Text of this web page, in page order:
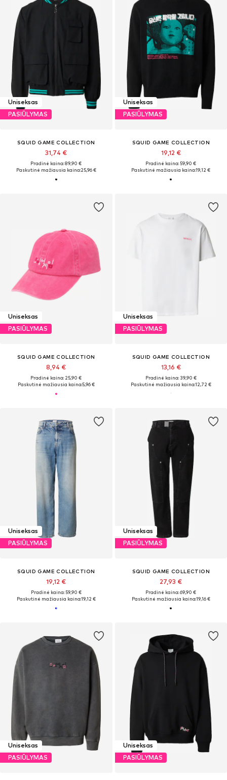
Uniseksas
PASIŪLYMAS
SQUID GAME COLLECTION
31,74 €
Pradinė kaina: 89,90 €
Paskutinė mažiausia kaina:25,96 €
Uniseksas
PASIŪLYMAS
SQUID GAME COLLECTION
19,12 €
Pradinė kaina: 59,90 €
Paskutinė mažiausia kaina:19,12 €
Uniseksas
PASIŪLYMAS
SQUID GAME COLLECTION
8,94 €
Pradinė kaina: 25,90 €
Paskutinė mažiausia kaina:5,96 €
Uniseksas
PASIŪLYMAS
SQUID GAME COLLECTION
13,16 €
Pradinė kaina: 39,90 €
Paskutinė mažiausia kaina:12,72 €
Uniseksas
PASIŪLYMAS
SQUID GAME COLLECTION
19,12 €
Pradinė kaina: 59,90 €
Paskutinė mažiausia kaina:19,12 €
Uniseksas
PASIŪLYMAS
SQUID GAME COLLECTION
27,93 €
Pradinė kaina: 69,90 €
Paskutinė mažiausia kaina:19,16 €
Uniseksas
PASIŪLYMAS
Uniseksas
PASIŪLYMAS